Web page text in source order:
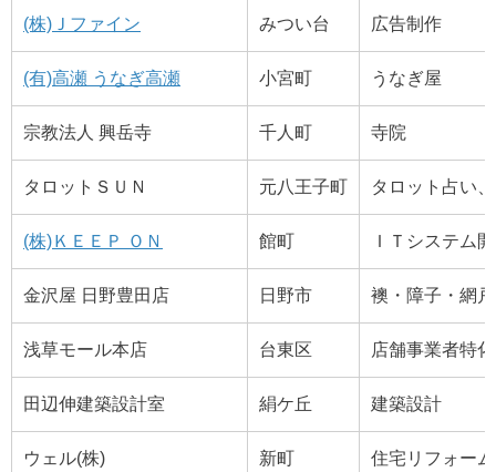
(株)Ｊファイン みつい台 広告制作
(有)高瀬 うなぎ高瀬 小宮町 うなぎ屋
宗教法人 興岳寺 千人町 寺院
タロットＳＵＮ 元八王子町 タロット占い
(株)ＫＥＥＰ ＯＮ 館町 ＩＴシステム
金沢屋 日野豊田店 日野市 襖・障子・網
浅草モール本店 台東区 店舗事業者特
田辺伸建築設計室 絹ケ丘 建築設計
ウェル(株) 新町 住宅リフォー